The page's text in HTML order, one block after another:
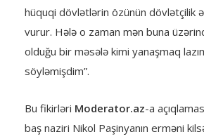
hüquqi dövlətlərin özünün dövlətçilik
vurur. Hələ o zaman mən buna
olduğu bir məsələ kimi yanaşmaq
söyləmişdim”.
Bu fikirləri Moderator.az-a
baş naziri Nikol Paşinyanın erməni